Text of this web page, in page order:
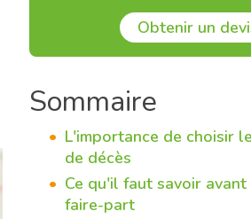
Obtenir un
Sommaire
L'importance de choisir
de décès
Ce qu'il faut savoir
faire-part